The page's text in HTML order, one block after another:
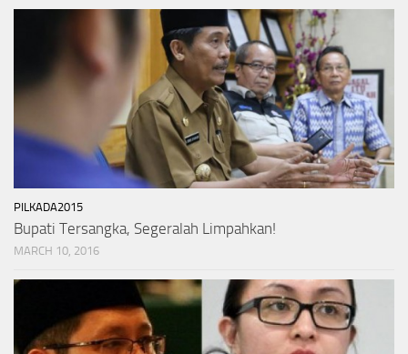
PILKADA2015
Bupati Tersangka, Segeralah Limpahkan!
MARCH 10, 2016